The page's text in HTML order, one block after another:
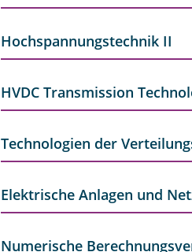
Hochspannungstechnik II
HVDC Transmission
Technologien der
Elektrische Anlagen und
Numerische